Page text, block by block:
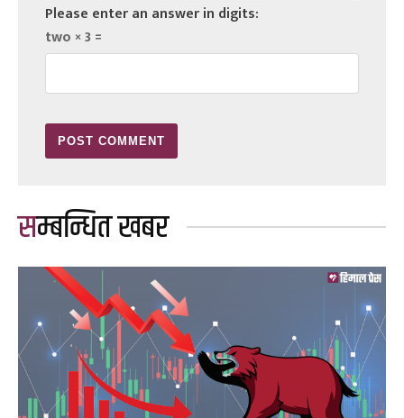
Please enter an answer in digits:
two × 3 =
सम्बन्धित खबर